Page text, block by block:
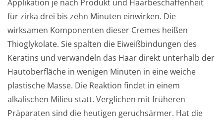
Applikation je nach Produkt und Haarbeschaffenheit
für zirka drei bis zehn Minuten einwirken. Die
wirksamen Komponenten dieser Cremes heißen
Thioglykolate. Sie spalten die Eiweißbindungen des
Keratins und verwandeln das Haar direkt unterhalb der
Hautoberfläche in wenigen Minuten in eine weiche
plastische Masse. Die Reaktion findet in einem
alkalischen Milieu statt. Verglichen mit früheren
Präparaten sind die heutigen geruchsärmer. Hat die